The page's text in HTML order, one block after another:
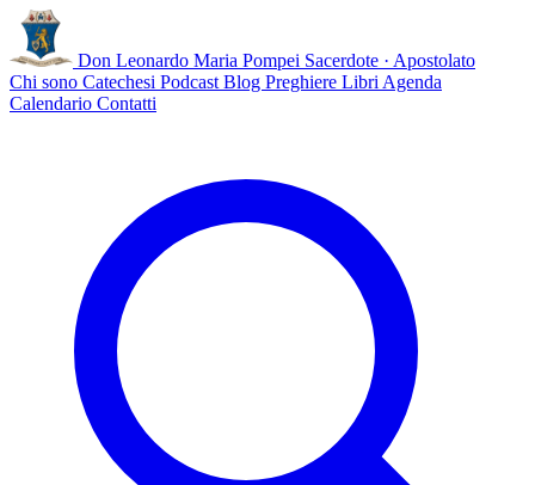
Don Leonardo Maria Pompei Sacerdote · Apostolato
Chi sono Catechesi Podcast Blog Preghiere Libri Agenda
Calendario Contatti